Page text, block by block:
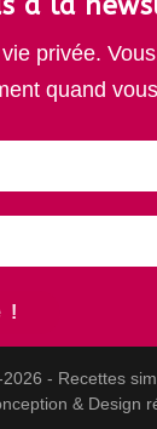
à la
privée.
quand
- Recettes
& Design